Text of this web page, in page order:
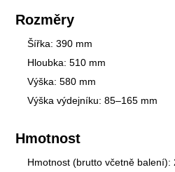
Rozměry
Šířka: 390 mm
Hloubka: 510 mm
Výška: 580 mm
Výška výdejníku: 85–165 mm
Hmotnost
Hmotnost (brutto včetně balení):